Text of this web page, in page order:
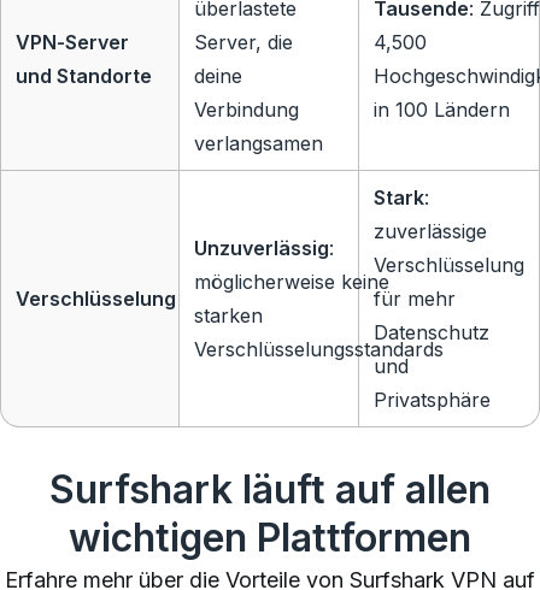
VPN-Server
und Standorte
überlastete
Server, die
deine
Verbindung
verlangsamen
Tausende:
4,500
in 100 Ländern
Verschlüsselung
Unzuverlässig:
möglicherweise keine
starken
Verschlüsselungsstandards
Stark:
zuverlässige
Verschlüsselung
für mehr
Datenschutz
und
Privatsphäre
Surfshark läuft auf allen
wichtigen Plattformen
Erfahre mehr über die Vorteile von Surfshark VPN auf